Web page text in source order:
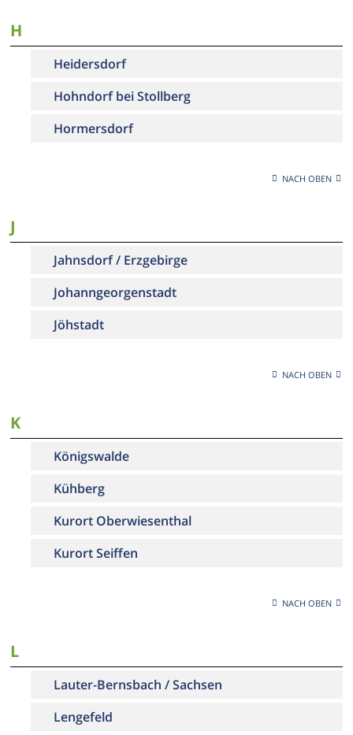
H
Heidersdorf
Hohndorf bei Stollberg
Hormersdorf
NACH OBEN
J
Jahnsdorf / Erzgebirge
Johanngeorgenstadt
Jöhstadt
NACH OBEN
K
Königswalde
Kühberg
Kurort Oberwiesenthal
Kurort Seiffen
NACH OBEN
L
Lauter-Bernsbach / Sachsen
Lengefeld